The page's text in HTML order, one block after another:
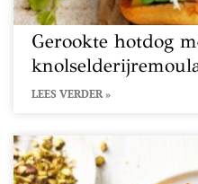
Gerookte hotdog
LEES VERDER »